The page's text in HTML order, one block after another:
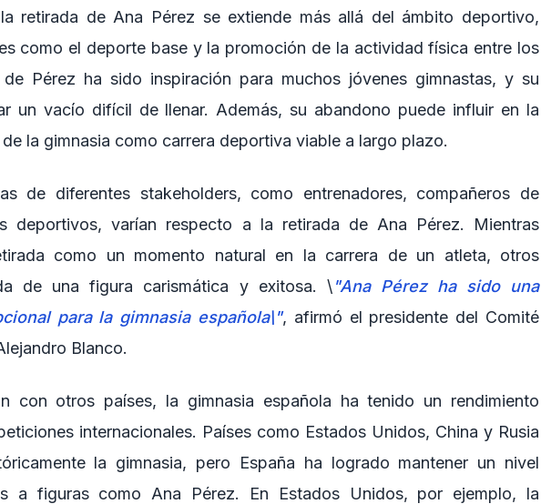
retirada de Ana Pérez se extiende más allá del ámbito deportivo,
como el deporte base y la promoción de la actividad física entre los
Pérez ha sido inspiración para muchos jóvenes gimnastas, y su
un vacío difícil de llenar. Además, su abandono puede influir en la
la gimnasia como carrera deportiva viable a largo plazo.
de diferentes stakeholders, como entrenadores, compañeros de
deportivos, varían respecto a la retirada de Ana Pérez. Mientras
como un momento natural en la carrera de un atleta, otros
de una figura carismática y exitosa. \"Ana Pérez ha sido una
para la gimnasia española\", afirmó el presidente del Comité
Blanco.
con otros países, la gimnasia española ha tenido un rendimiento
internacionales. Países como Estados Unidos, China y Rusia
la gimnasia, pero España ha logrado mantener un nivel
a figuras como Ana Pérez. En Estados Unidos, por ejemplo, la